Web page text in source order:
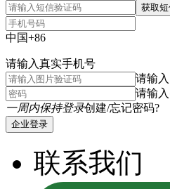
获取
中国+86
请输入真实手机号
请输
请输
一周内保持登录创建/忘记密码?
企业登录
联系我们